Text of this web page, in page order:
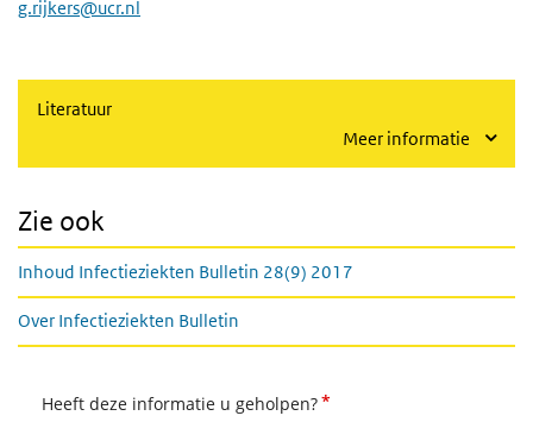
g.rijkers@ucr.nl
Literatuur
Meer informatie
Zie ook
Inhoud Infectieziekten Bulletin 28(9) 2017
Over Infectieziekten Bulletin
Heeft deze informatie u geholpen?*